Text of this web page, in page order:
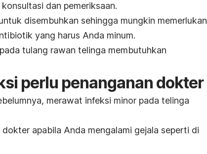
dan pemeriksaan.
disembuhkan sehingga mungkin memerlukan
yang harus Anda minum.
tulang rawan telinga membutuhkan
perlu penanganan dokter
merawat infeksi minor pada telinga
apabila Anda mengalami gejala seperti di